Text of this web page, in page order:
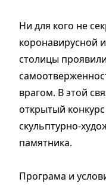
Ни для кого не
коронавирусной
столицы
врагом. В этой
открытый
скульптурно-
памятника.
Програма и